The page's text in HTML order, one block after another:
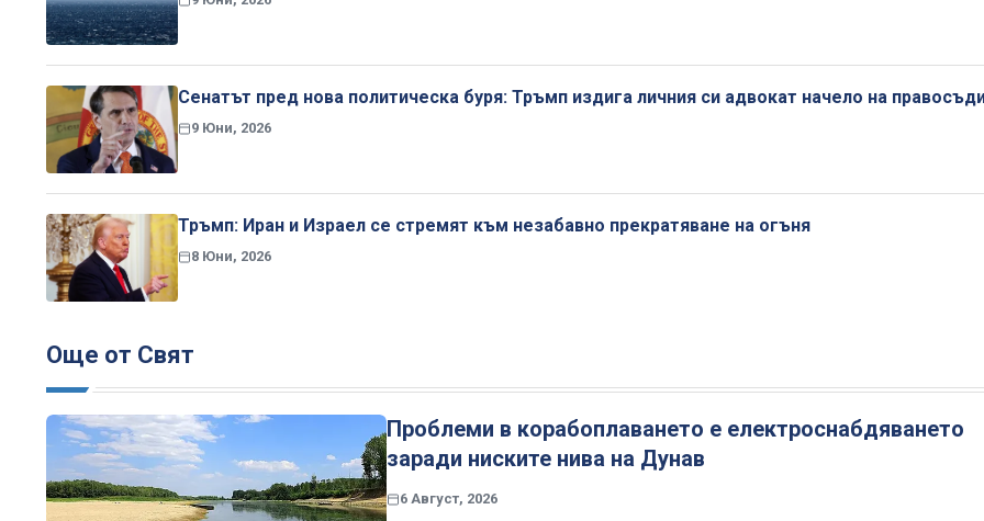
Сенатът пред нова политическа буря: Тръмп издига личния си адвокат начело на
9 Юни, 2026
Тръмп: Иран и Израел се стремят към незабавно прекратяване на огъня
8 Юни, 2026
Още от Свят
Проблеми в корабоплаването е електроснабдяването
заради ниските нива на Дунав
6 Август, 2026